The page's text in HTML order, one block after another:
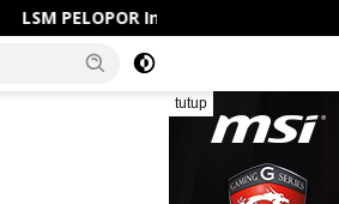
Indonesia Layangkan Surat
tutup